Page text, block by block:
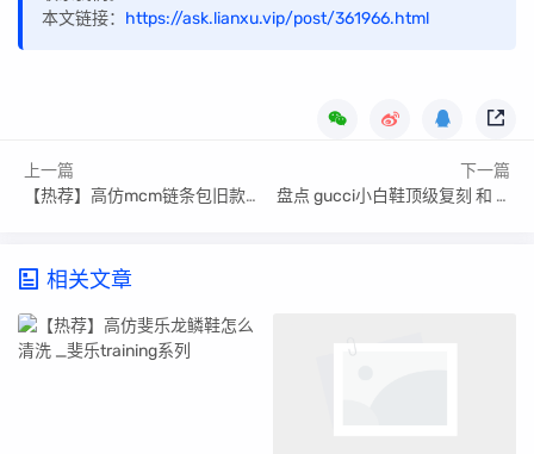
本文链接： https://ask.lianxu.vip/post/361966.html
上一篇
【热荐】高仿mcm链条包旧款 _mcm链条包的链条有多长
下一篇
盘点 gucci小白鞋顶级复刻 和 Gucci经典小白鞋
相关文章